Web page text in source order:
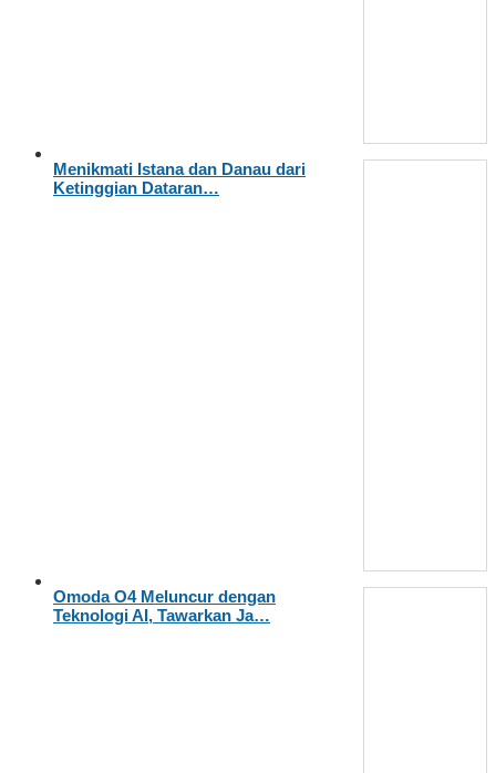
Menikmati Istana dan Danau dari
Ketinggian Dataran…
Omoda O4 Meluncur dengan
Teknologi AI, Tawarkan Ja…